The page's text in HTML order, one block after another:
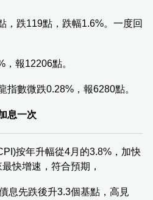
，跌119點，跌幅1.6%。一度回
報12206點。
指數微跌0.28%，報6280點。
息一次
按年升幅從4月的3.8%，加快
快增速，符合預期，
息先跌後升3.3個基點，高見